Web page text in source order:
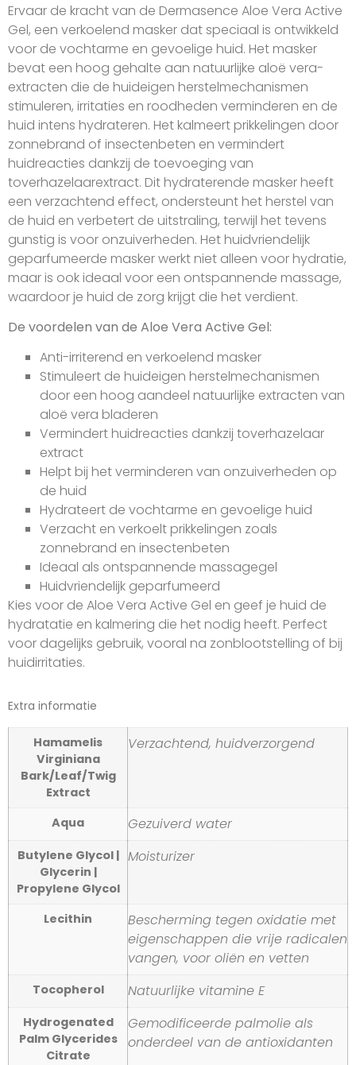
Ervaar de kracht van de Dermasence Aloe Vera Active
Gel, een verkoelend masker dat speciaal is ontwikkeld
voor de vochtarme en gevoelige huid. Het masker
bevat een hoog gehalte aan natuurlijke aloë vera-
extracten die de huideigen herstelmechanismen
stimuleren, irritaties en roodheden verminderen en de
huid intens hydrateren. Het kalmeert prikkelingen door
zonnebrand of insectenbeten en vermindert
huidreacties dankzij de toevoeging van
toverhazelaarextract. Dit hydraterende masker heeft
een verzachtend effect, ondersteunt het herstel van
de huid en verbetert de uitstraling, terwijl het tevens
gunstig is voor onzuiverheden. Het huidvriendelijk
geparfumeerde masker werkt niet alleen voor hydratie,
maar is ook ideaal voor een ontspannende massage,
waardoor je huid de zorg krijgt die het verdient.
De voordelen van de Aloe Vera Active Gel:
Anti-irriterend en verkoelend masker
Stimuleert de huideigen herstelmechanismen
door een hoog aandeel natuurlijke extracten van
aloë vera bladeren
Vermindert huidreacties dankzij toverhazelaar
extract
Helpt bij het verminderen van onzuiverheden op
de huid
Hydrateert de vochtarme en gevoelige huid
Verzacht en verkoelt prikkelingen zoals
zonnebrand en insectenbeten
Ideaal als ontspannende massagegel
Huidvriendelijk geparfumeerd
Kies voor de Aloe Vera Active Gel en geef je huid de
hydratatie en kalmering die het nodig heeft. Perfect
voor dagelijks gebruik, vooral na zonblootstelling of bij
huidirritaties.
Extra informatie
Hamamelis
Virginiana
Bark/Leaf/Twig
Extract
Verzachtend, huidverzorgend
Aqua Gezuiverd water
Butylene Glycol |
Glycerin |
Propylene Glycol
Moisturizer
Lecithin
Bescherming tegen oxidatie met
eigenschappen die vrije radicalen
vangen, voor oliën en vetten
Tocopherol Natuurlijke vitamine E
Hydrogenated
Palm Glycerides
Citrate
Gemodificeerde palmolie als
onderdeel van de antioxidanten